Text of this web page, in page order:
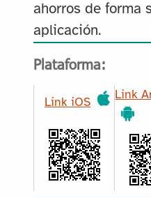
ahorros de forma
aplicación.
Plataforma:
Link iOS
Link